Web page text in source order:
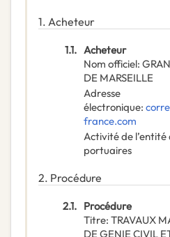
1. Acheteur
1.1. Acheteur
Nom officiel:
DE MARSEILLE
Adresse
électronique:
france.com
Activité de
portuaires
2. Procédure
2.1. Procédure
Titre: TRAVAUX
DE GENIE CIVIL